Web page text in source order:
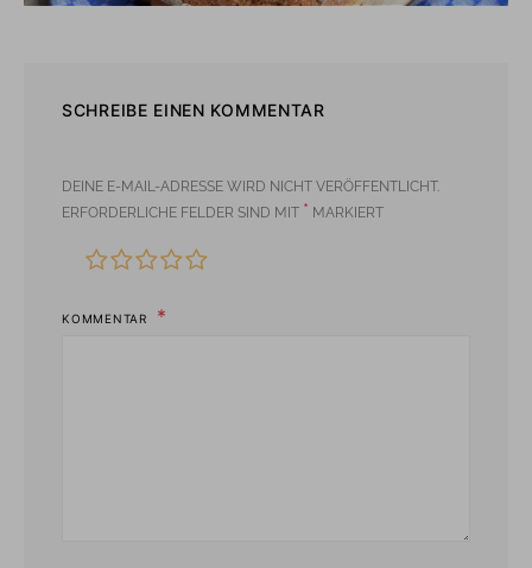
SCHREIBE EINEN KOMMENTAR
DEINE E-MAIL-ADRESSE WIRD NICHT VERÖFFENTLICHT.
ERFORDERLICHE FELDER SIND MIT * MARKIERT
KOMMENTAR